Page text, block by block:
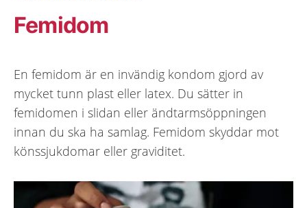
Femidom
En femidom är en invändig kondom gjord av
mycket tunn plast eller latex. Du sätter in
femidomen i slidan eller ändtarmsöppningen
innan du ska ha samlag. Femidom skyddar mot
könssjukdomar eller graviditet.